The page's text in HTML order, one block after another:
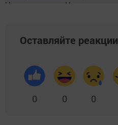
Оставляйте реакции
0 0 0